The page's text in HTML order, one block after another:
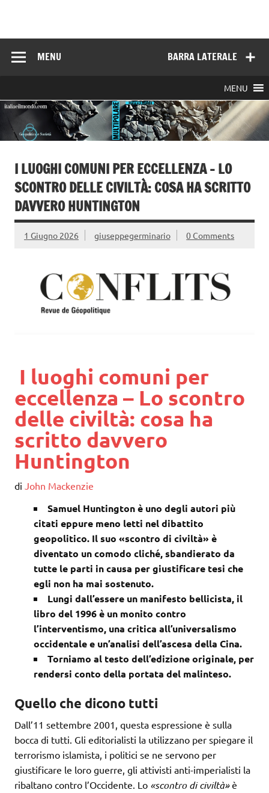
BARRA LATERALE
MENU
MENU
I LUOGHI COMUNI PER ECCELLENZA – LO
SCONTRO DELLE CIVILTÀ: COSA HA SCRITTO
DAVVERO HUNTINGTON
1 Giugno 2026 giuseppegerminario 0 Comments
I luoghi comuni per
eccellenza – Lo scontro
delle civiltà: cosa ha
scritto davvero
Huntington
di John Mackenzie
Samuel Huntington è uno degli autori più
citati eppure meno letti nel dibattito
geopolitico. Il suo «scontro di civiltà» è
diventato un comodo cliché, sbandierato da
tutte le parti in causa per giustificare tesi che
egli non ha mai sostenuto.
Lungi dall’essere un manifesto bellicista, il
libro del 1996 è un monito contro
l’interventismo, una critica all’universalismo
occidentale e un’analisi dell’ascesa della Cina.
Torniamo al testo dell’edizione originale, per
rendersi conto della portata del malinteso.
Quello che dicono tutti
Dall’11 settembre 2001, questa espressione è sulla
bocca di tutti. Gli editorialisti la utilizzano per spiegare il
terrorismo islamista, i politici se ne servono per
giustificare le loro guerre, gli attivisti anti-imperialisti la
ribaltano contro l’Occidente. Lo «scontro di civiltà»è